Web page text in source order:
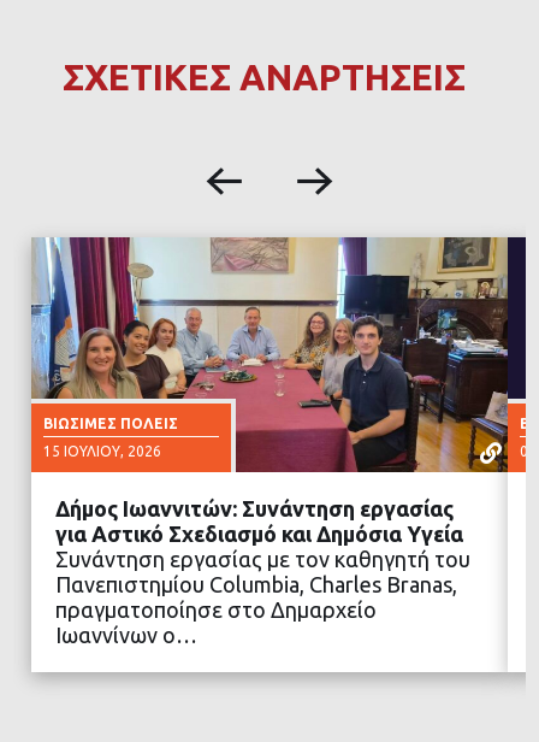
ΣΧΕΤΙΚΕΣ ΑΝΑΡΤΗΣΕΙΣ
ΒΙΏΣΙΜΕΣ ΠΌΛΕΙΣ
15 ΙΟΥΛΊΟΥ, 2026
ΔΙΑΒΑΣΤΕ ΠΕΡΙΣΣΟΤΕΡΑ
Δήμος Ιωαννιτών: Συνάντηση εργασίας
για Αστικό Σχεδιασμό και Δημόσια Υγεία
Συνάντηση εργασίας με τον καθηγητή του
Πανεπιστημίου Columbia, Charles Branas,
πραγματοποίησε στο Δημαρχείο
Ιωαννίνων ο…
02